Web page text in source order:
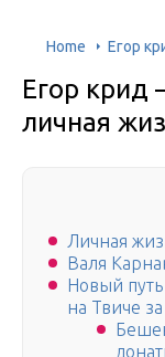
Home Егор
Егор крид
личная
Личная
Валя
Новый путь
на Твиче